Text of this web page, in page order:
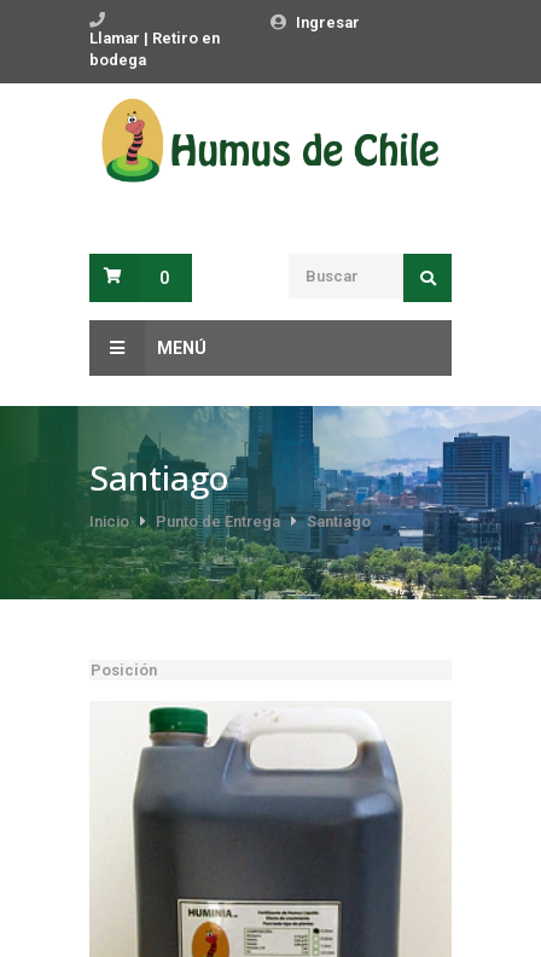
Llamar | Retiro en
bodega
Ingresar
0
MENÚ
Santiago
Inicio Punto de Entrega Santiago